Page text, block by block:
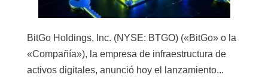
BitGo Holdings, Inc. (NYSE: BTGO) («BitGo» o la
«Compañía»), la empresa de infraestructura de
activos digitales, anunció hoy el lanzamiento...